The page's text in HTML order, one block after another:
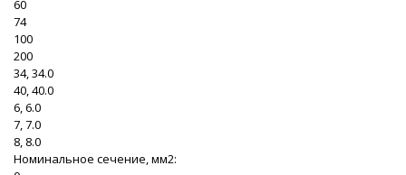
60
74
100
200
34, 34.0
40, 40.0
6, 6.0
7, 7.0
8, 8.0
Номинальное сечение, мм2: